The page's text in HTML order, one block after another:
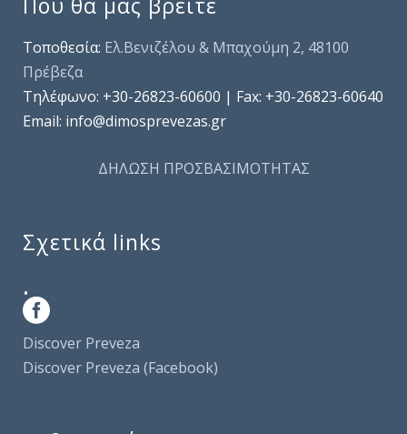
Τοποθεσία: Ελ.Βενιζέλου & Μπαχούμη 2, 48100
Πρέβεζα
Τηλέφωνo: +30-26823-60600 | Fax: +30-26823-60640
Email: info@dimosprevezas.gr
ΔΗΛΩΣΗ ΠΡΟΣΒΑΣΙΜΟΤΗΤΑΣ
Σχετικά links
.
Discover Preveza
Discover Preveza (Facebook)